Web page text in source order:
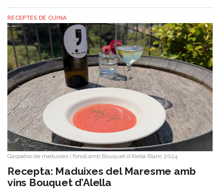
RECEPTES DE CUINA
Gaspatxo de maduixes i fonoll amb Bouquet d’Alella Blanc 2024.
​Recepta: Maduixes del Maresme amb
vins Bouquet d’Alella